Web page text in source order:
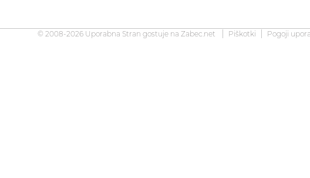
© 2008-2026 Uporabna Stran gostuje na Zabec.net Piškotki Pogoji